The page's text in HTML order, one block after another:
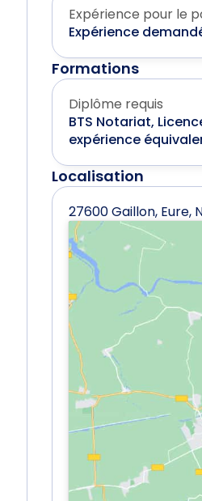
Expérience pour le
Expérience
Formations
Diplôme requis
BTS Notariat,
expérience
Localisation
27600 Gaillon, Eure,